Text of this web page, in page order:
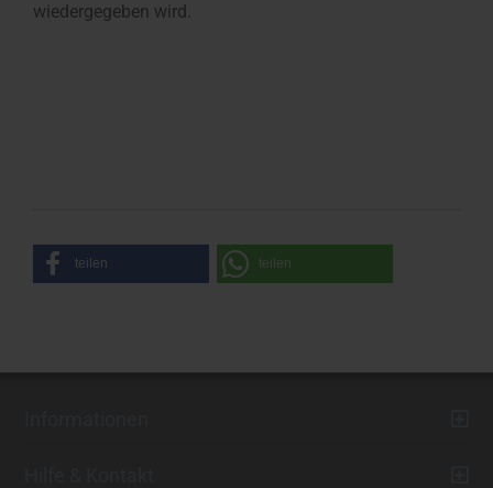
wiedergegeben wird.
teilen teilen